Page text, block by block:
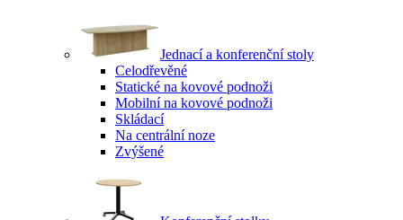
Jednací a konferenční stoly
Celodřevěné
Statické na kovové podnoži
Mobilní na kovové podnoži
Skládací
Na centrální noze
Zvýšené